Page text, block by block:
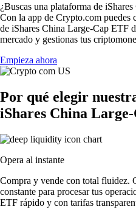
¿Buscas una plataforma de
Con la app de Crypto.com puedes
de iShares China Large-Cap ETF
mercado y gestionas tus
Empieza ahora
Por qué elegir
iShares China
Opera al instante
Compra y vende con total fluidez.
constante para procesar tus
ETF rápido y con tarifas